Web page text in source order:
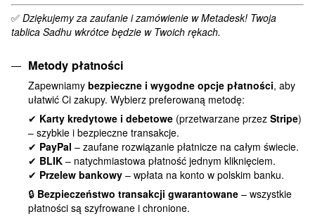
✅ Dziękujemy za zaufanie i zamówienie w Metadesk! Twoja
tablica Sadhu wkrótce będzie w Twoich rękach.
Metody płatności
Zapewniamy bezpieczne i wygodne opcje płatności, aby
ułatwić Ci zakupy. Wybierz preferowaną metodę:
✔ Karty kredytowe i debetowe (przetwarzane przez Stripe)
– szybkie i bezpieczne transakcje.
✔ PayPal – zaufane rozwiązanie płatnicze na całym świecie.
✔ BLIK – natychmiastowa płatność jednym kliknięciem.
✔ Przelew bankowy – wpłata na konto w polskim banku.
🔒 Bezpieczeństwo transakcji gwarantowane – wszystkie
płatności są szyfrowane i chronione.